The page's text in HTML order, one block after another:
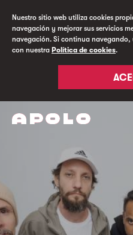
Nuestro sitio web utiliza cookies
navegación y mejorar sus servicios
navegación. Si continua navegando,
con nuestra Política de cookies.